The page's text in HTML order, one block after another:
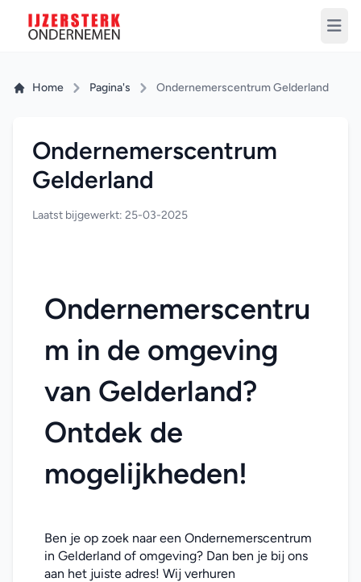
Home Pagina's Ondernemerscentrum Gelderland
Ondernemerscentrum
Gelderland
Laatst bijgewerkt: 25-03-2025
Ondernemerscentru
m in de omgeving
van Gelderland?
Ontdek de
mogelijkheden!
Ben je op zoek naar een Ondernemerscentrum
in Gelderland of omgeving? Dan ben je bij ons
aan het juiste adres! Wij verhuren